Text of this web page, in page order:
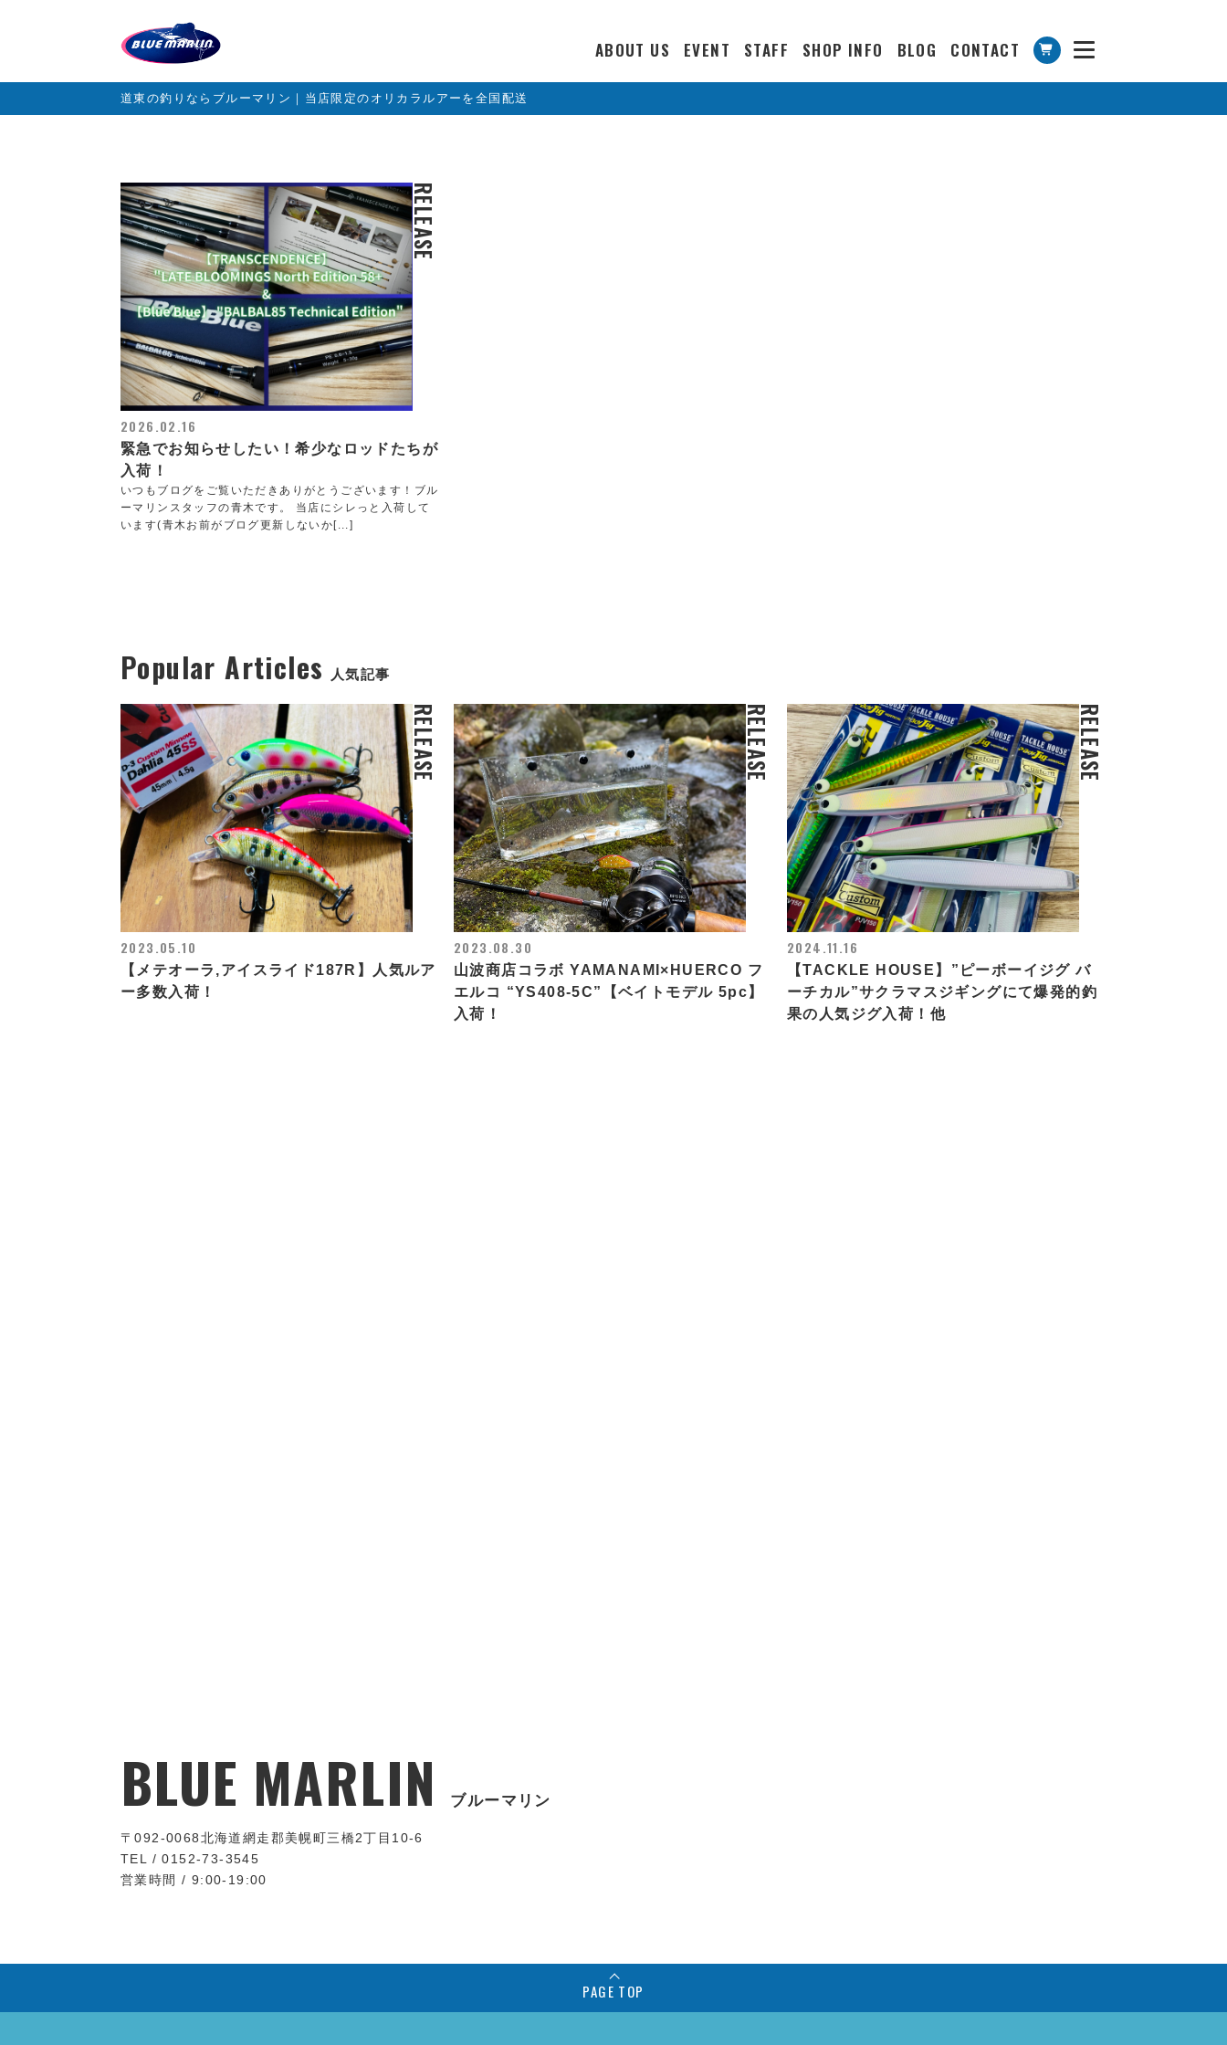
ABOUT US EVENT STAFF SHOP INFO BLOG CONTACT
道東の釣りならブルーマリン｜当店限定のオリカラルアーを全国配送
RELEASE
2026.02.16
緊急でお知らせしたい！希少なロッドたちが
入荷！
いつもブログをご覧いただきありがとうございます！ブル
ーマリンスタッフの青木です。 当店にシレっと入荷して
います(青木お前がブログ更新しないか[...]
Popular Articles 人気記事
RELEASE
2023.05.10
【メテオーラ,アイスライド187R】人気ルア
ー多数入荷！
RELEASE
2023.08.30
山波商店コラボ YAMANAMI×HUERCO フ
エルコ “YS408-5C”【ベイトモデル 5pc】
入荷！
RELEASE
2024.11.16
【TACKLE HOUSE】”ピーボーイジグ バ
ーチカル”サクラマスジギングにて爆発的釣
果の人気ジグ入荷！他
BLUE MARLIN ブルーマリン
〒092-0068北海道網走郡美幌町三橋2丁目10-6
TEL / 0152-73-3545
営業時間 / 9:00-19:00
PAGE TOP